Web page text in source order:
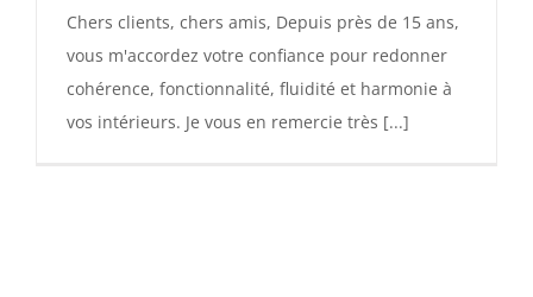
Chers clients, chers amis, Depuis près de 15 ans,
vous m'accordez votre confiance pour redonner
cohérence, fonctionnalité, fluidité et harmonie à
vos intérieurs. Je vous en remercie très [...]